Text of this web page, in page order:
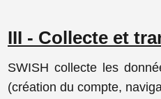
III - Collecte et
SWISH collecte les
(création du compte,